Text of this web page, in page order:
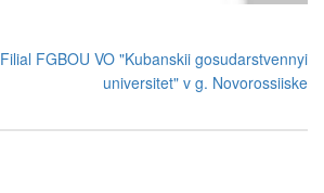
Filial FGBOU VO "Kubanskii gosudarstvennyi
universitet" v g. Novorossiiske